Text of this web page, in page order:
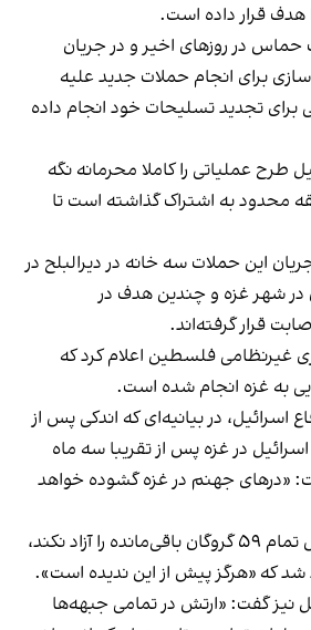
قرار داده است.
حماس در روزهای اخیر و در جریان
برای انجام حملات جدید علیه
برای تجدید تسلیحات خود انجام داده
طرح عملیاتی را کاملا محرمانه نگه
محدود به اشتراک گذاشته است تا
این حملات سه خانه در دیرالبلح در
در شهر غزه و چندین هدف در
قرار گرفته‌اند.
غیرنظامی فلسطین اعلام کرد که
اسرائیل، در بیانیه‌ای که اندکی پس از
در غزه پس از تقریبا سه ماه
جهنم در غزه گشوده خواهد
او هشدار داد اگر حماس تمام ۵۹ گروگان باقی‌مانده را آزاد نکند،
شد که «هرگز پیش از این ندیده است».
نیز گفت: «ارتش در تمامی جبهه‌ها